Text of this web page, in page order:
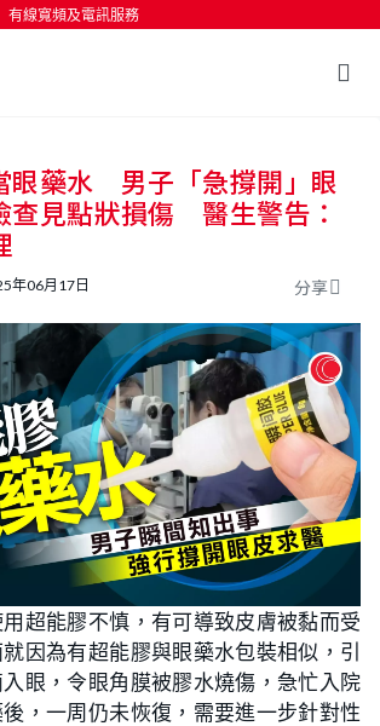
有線寬頻及電訊服務
按輸入鍵開始搜尋
眼藥水 男子「急撐開」眼
見點狀損傷 醫生警告：
年06月17日 分享
用超能膠不慎，有可導致皮膚被黏而受
因為有超能膠與眼藥水包裝相似，引
眼，令眼角膜被膠水燒傷，急忙入院
，一周仍未恢復，需要進一步針對性